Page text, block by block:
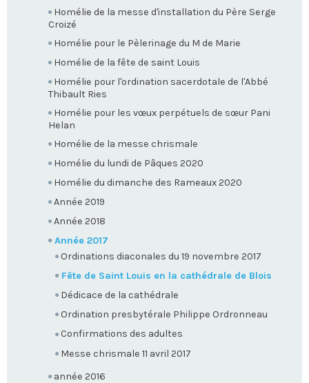
Homélie de la messe d'installation du Père Serge
Croizé
Homélie pour le Pèlerinage du M de Marie
Homélie de la fête de saint Louis
Homélie pour l'ordination sacerdotale de l'Abbé
Thibault Ries
Homélie pour les vœux perpétuels de sœur Pani
Helan
Homélie de la messe chrismale
Homélie du lundi de Pâques 2020
Homélie du dimanche des Rameaux 2020
Année 2019
Année 2018
Année 2017
Ordinations diaconales du 19 novembre 2017
Fête de Saint Louis en la cathédrale de Blois
Dédicace de la cathédrale
Ordination presbytérale Philippe Ordronneau
Confirmations des adultes
Messe chrismale 11 avril 2017
année 2016